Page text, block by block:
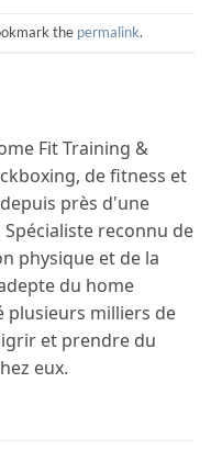
the permalink.
Fit Training &
de fitness et
près d'une
reconnu de
physique et de la
du home
plusieurs milliers de
et prendre du
eux.